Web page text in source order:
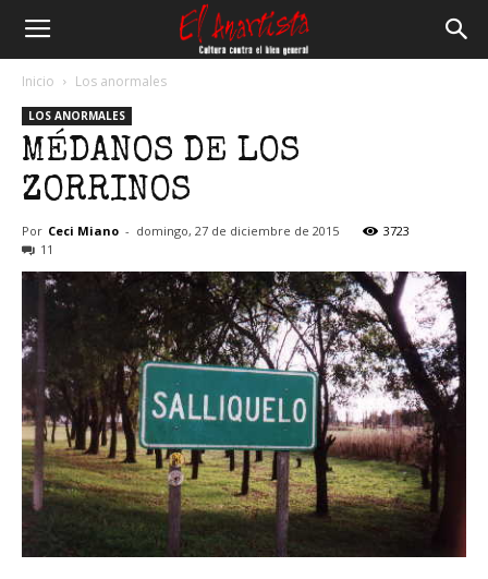
Anartista
Inicio Los anormales
LOS ANORMALES
MÉDANOS DE LOS
ZORRINOS
Por Ceci Miano - domingo, 27 de diciembre de 2015
3723
11